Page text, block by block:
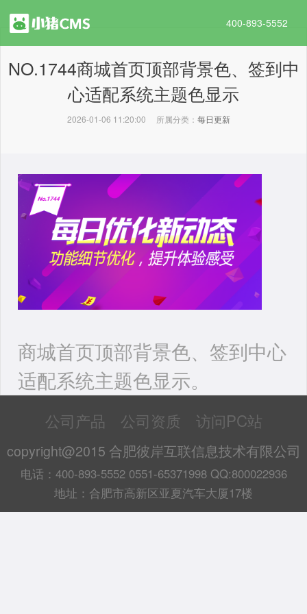
400-893-5552
NO.1744商城首页顶部背景色、签到中
心适配系统主题色显示
2026-01-06 11:20:00 所属分类： 每日更新
商城首页顶部背景色、签到中心
适配系统主题色显示。
公司产品 公司资质 访问PC站
copyright@2015 合肥彼岸互联信息技术有限公司
电话：400-893-5552 0551-65371998 QQ:800022936
地址：合肥市高新区亚夏汽车大厦17楼